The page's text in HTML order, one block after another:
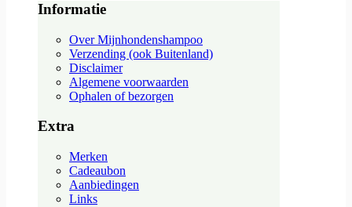
Informatie
Over Mijnhondenshampoo
Verzending (ook Buitenland)
Disclaimer
Algemene voorwaarden
Ophalen of bezorgen
Extra
Merken
Cadeaubon
Aanbiedingen
Links